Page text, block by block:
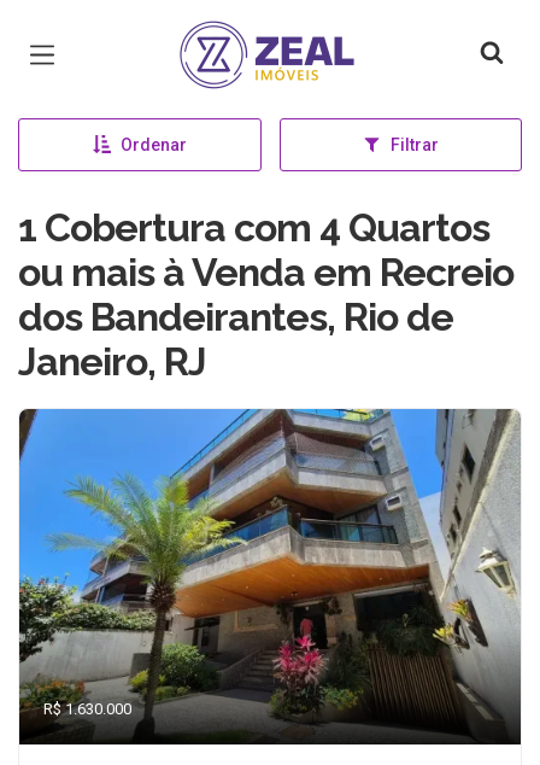
Página inicial
Ordenar Filtrar
1 Cobertura com 4 Quartos
ou mais à Venda em Recreio
dos Bandeirantes, Rio de
Janeiro, RJ
R$ 1.630.000